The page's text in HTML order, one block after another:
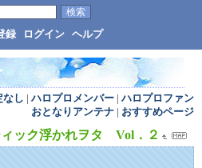
録 ログイン ヘルプ
なし | ハロプロメンバー | ハロプロファン
おとなりアンテナ | おすすめページ
ィック浮かれヲタ Vol．２